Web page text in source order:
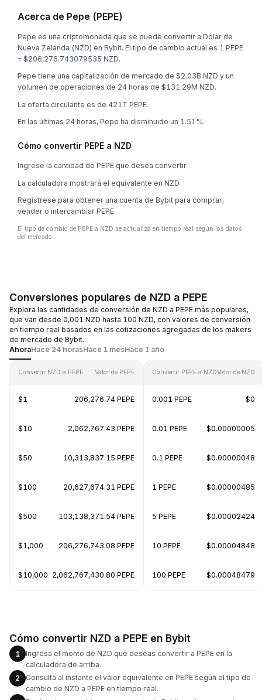
Acerca de Pepe (PEPE)
Pepe es una criptomoneda que se puede convertir a Dolar de
Nueva Zelanda (NZD) en Bybit. El tipo de cambio actual es 1 PEPE
= $206,276.743079535 NZD.
Pepe tiene una capitalización de mercado de $2.03B NZD y un
volumen de operaciones de 24 horas de $131.29M NZD.
La oferta circulante es de 421T PEPE.
En las últimas 24 horas, Pepe ha disminuido un 1.51%.
Cómo convertir PEPE a NZD
Ingrese la cantidad de PEPE que desea convertir
La calculadora mostrará el equivalente en NZD
Regístrese para obtener una cuenta de Bybit para comprar,
vender o intercambiar PEPE
El tipo de cambio de PEPE a NZD se actualiza en tiempo real según los datos
del mercado.
Conversiones populares de NZD a PEPE
Explora las cantidades de conversión de NZD a PEPE más populares,
que van desde 0,001 NZD hasta 100 NZD, con valores de conversión
en tiempo real basados en las cotizaciones agregadas de los makers
de mercado de Bybit.
AhoraHace 24 horasHace 1 mesHace 1 año
Convertir NZD a PEPE Valor de PEPE
$1 206,276.74 PEPE
$10 2,062,767.43 PEPE
$50 10,313,837.15 PEPE
$100 20,627,674.31 PEPE
$500 103,138,371.54 PEPE
$1,000 206,276,743.08 PEPE
$10,000 2,062,767,430.80 PEPE
Convertir PEPE a NZDValor de NZD
0.001 PEPE $0
0.01 PEPE $0.00000005
0.1 PEPE $0.00000048
1 PEPE $0.00000485
5 PEPE $0.00002424
10 PEPE $0.00004848
100 PEPE $0.00048479
Cómo convertir NZD a PEPE en Bybit
1
Ingresa el monto de NZD que deseas convertir a PEPE en la
calculadora de arriba.
2
Consulta al instante el valor equivalente en PEPE según el tipo de
cambio de NZD a PEPE en tiempo real.